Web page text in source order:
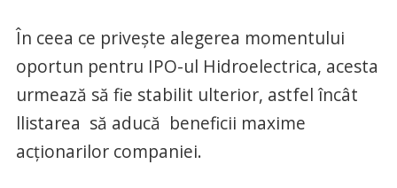
În ceea ce priveşte alegerea momentului
oportun pentru IPO-ul Hidroelectrica, acesta
urmează să fie stabilit ulterior, astfel încât
llistarea să aducă beneficii maxime
acţionarilor companiei.